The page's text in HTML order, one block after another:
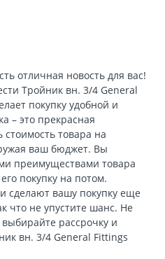
отличная новость для вас!
Тройник вн. 3/4 General
покупку удобной и
– это прекрасная
товара на
ваш бюджет. Вы
преимуществами товара
покупку на потом.
сделают вашу покупку еще
что не упустите шанс. Не
рассрочку и
вн. 3/4 General Fittings